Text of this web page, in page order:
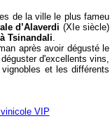
de la ville le plus fameu
d’Alaverdi (XIe siècle)
Tsinandali.
après avoir dégusté le
d'excellents vins,
et les différents